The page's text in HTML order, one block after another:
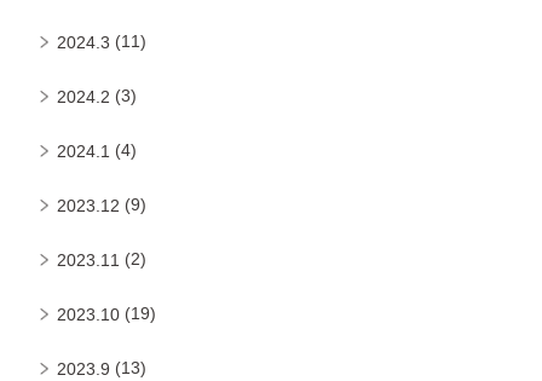
2024.3 (11)
2024.2 (3)
2024.1 (4)
2023.12 (9)
2023.11 (2)
2023.10 (19)
2023.9 (13)